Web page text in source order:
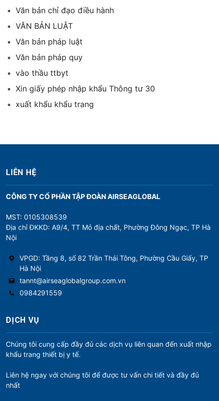
Văn bản chỉ đạo điều hành
VĂN BẢN LUẬT
Văn bản pháp luật
Văn bản pháp quy
vào thầu ttbyt
Xin giấy phép nhập khẩu Thông tư 30
xuất khẩu khẩu trang
LIÊN HỆ
CÔNG TY CỔ PHẦN TẬP ĐOÀN AIRSEAGLOBAL
MST: 0105308539
Địa chỉ ĐKKD: A9/4, TT Mỏ địa chất, Phường Đông Ngạc, TP Hà
Nội
VPGD: Tầng 8, số 82 Trần Thái Tông, Phường Cầu Giấy, TP
Hà Nội
tannt@airseaglobalgroup.com.vn
0984291559
DỊCH VỤ
Chúng tôi cung cấp đầy đủ các dịch vụ liên quan đến xuất nhập
khẩu trang thiết bị y tế.
Liên hệ ngay với chúng tôi để được tư vấn chi tiết và đầy đủ
nhất